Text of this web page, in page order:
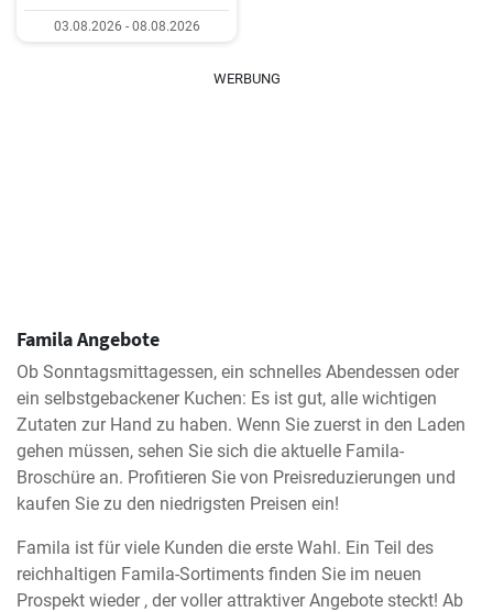
03.08.2026 - 08.08.2026
WERBUNG
Famila Angebote
Ob Sonntagsmittagessen, ein schnelles Abendessen oder
ein selbstgebackener Kuchen: Es ist gut, alle wichtigen
Zutaten zur Hand zu haben. Wenn Sie zuerst in den Laden
gehen müssen, sehen Sie sich die aktuelle Famila-
Broschüre an. Profitieren Sie von Preisreduzierungen und
kaufen Sie zu den niedrigsten Preisen ein!
Famila ist für viele Kunden die erste Wahl. Ein Teil des
reichhaltigen Famila-Sortiments finden Sie im neuen
Prospekt wieder , der voller attraktiver Angebote steckt! Ab